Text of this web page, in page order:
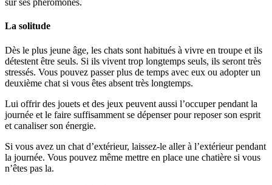
sur ses phéromones.
La solitude
Dès le plus jeune âge, les chats sont habitués à vivre en troupe et ils
détestent être seuls. Si ils vivent trop longtemps seuls, ils seront très
stressés. Vous pouvez passer plus de temps avec eux ou adopter un
deuxième chat si vous êtes absent très longtemps.
Lui offrir des jouets et des jeux peuvent aussi l’occuper pendant la
journée et le faire suffisamment se dépenser pour reposer son esprit
et canaliser son énergie.
Si vous avez un chat d’extérieur, laissez-le aller à l’extérieur pendant
la journée. Vous pouvez même mettre en place une chatière si vous
n’êtes pas la.